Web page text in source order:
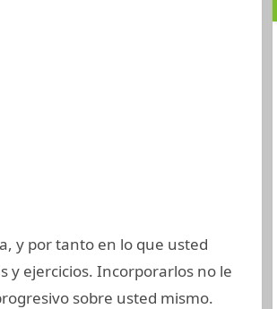
y por tanto en lo que usted
y ejercicios. Incorporarlos no le
sobre usted mismo.